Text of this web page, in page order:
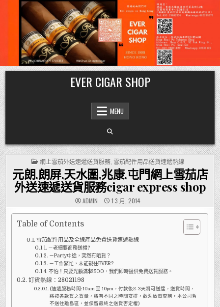
Skip
to
content
EVER CIGAR SHOP
MENU
POSTED
IN
網上雪茄外送速遞送貨服務, 雪茄配件用品送貨速遞熱線
元朗,朗屏,天水圍,兆康,屯門網上雪茄店
外送速遞送貨服務cigar express shop
ADMIN 1 3 月, 2014
Table of Contents
雪茄配件用品及全線產品免費送貨速遞熱線
－老細要商務送禮?
－Party中途，突然冇晒貨？
－工作繁忙，未能親往EVER?
不怕！只要光顧滿$2500，我們即時提供免費送貨服務。
訂貨熱線：28021198
(速遞服務時間:10am 至 10pm，付款後2-3天將可送達，送貨時間，
將按各款貨之貨量，將有不同之時間安排，歡迎致電查詢，本公司暫
不送往離島區，並保留最終之送貨否定權)